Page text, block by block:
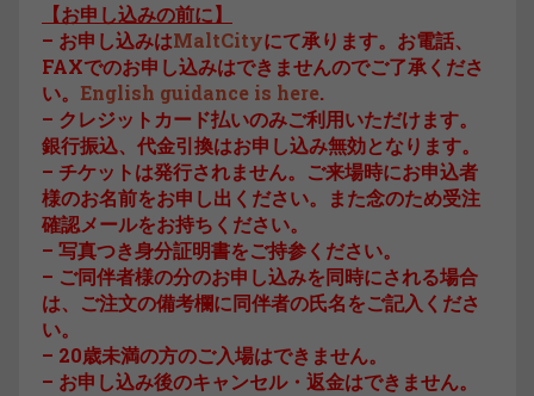
【お申し込みの前に】
– お申し込みはMaltCityにて承ります。お電話、
FAXでのお申し込みはできませんのでご了承くださ
い。 English guidance is here.
– クレジットカード払いのみご利用いただけます。
銀行振込、代金引換はお申し込み無効となります。
– チケットは発行されません。ご来場時にお申込者
様のお名前をお申し出ください。また念のため受注
確認メールをお持ちください。
– 写真つき身分証明書をご持参ください。
– ご同伴者様の分のお申し込みを同時にされる場合
は、ご注文の備考欄に同伴者の氏名をご記入くださ
い。
– 20歳未満の方のご入場はできません。
– お申し込み後のキャンセル・返金はできません。